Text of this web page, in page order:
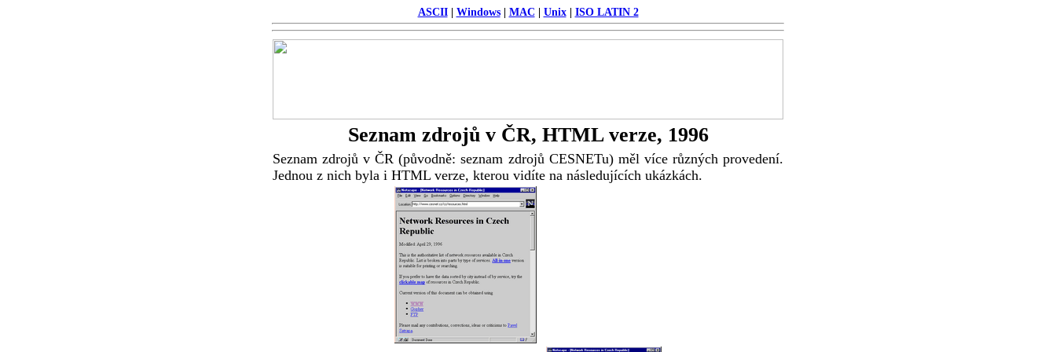
ASCII| Windows| MAC Unix| ISO LATIN 2
Seznam zdrojů v ČR, HTML verze, 1996
Seznam zdrojů v ČR (původně: seznam zdrojů CESNETu) měl více různých provedení.
Jednou z nich byla i HTML verze, kterou vidíte na následujících ukázkách.